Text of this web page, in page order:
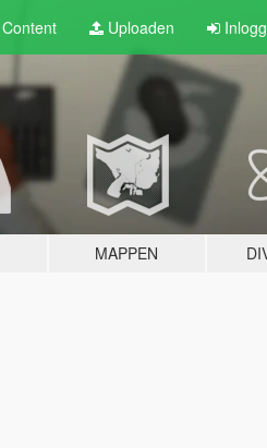
Content Uploaden
MAPPEN